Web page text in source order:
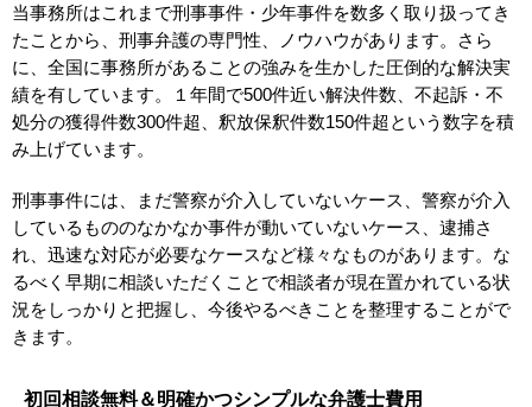
当事務所はこれまで刑事事件・少年事件を数多く取り扱ってき
たことから、刑事弁護の専門性、ノウハウがあります。さら
に、全国に事務所があることの強みを生かした圧倒的な解決実
績を有しています。１年間で500件近い解決件数、不起訴・不
処分の獲得件数300件超、釈放保釈件数150件超という数字を積
み上げています。
刑事事件には、まだ警察が介入していないケース、警察が介入
しているもののなかなか事件が動いていないケース、逮捕さ
れ、迅速な対応が必要なケースなど様々なものがあります。な
るべく早期に相談いただくことで相談者が現在置かれている状
況をしっかりと把握し、今後やるべきことを整理することがで
きます。
初回相談無料＆明確かつシンプルな弁護士費用